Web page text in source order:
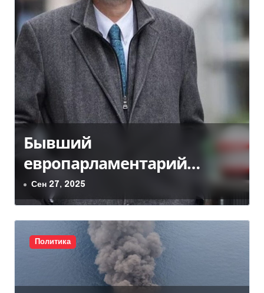
Бывший
европарламентарий
признал получение взяток
от украинского экс-
нардепа Волошина
Сен 27, 2025
Политика